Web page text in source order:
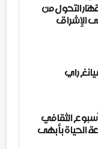
التحول من
الإشراق
راي
الثقافي
الحياة بأبهى